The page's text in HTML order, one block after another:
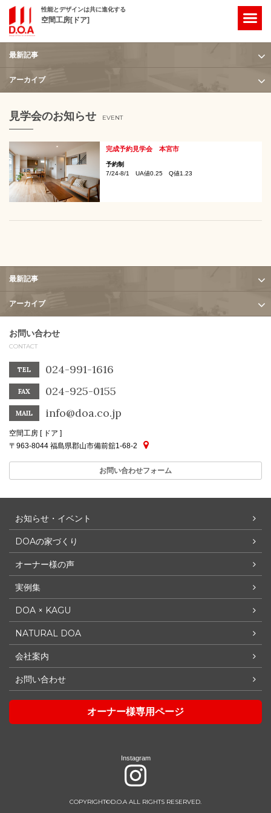
性能とデザインは共に進化する
空間工房[ドア]
ホーム
最新記事
アーカイブ
見学会のお知らせ EVENT
完成予約見学会 本宮市
予約制
7/24-8/1
UA値0.25 Q値1.23
最新記事
アーカイブ
お問い合わせ
CONTACT
TEL 024-991-1616
FAX 024-925-0155
MAIL info@doa.co.jp
空間工房 [ ドア ]
〒963-8044 福島県郡山市備前舘1-68-2
お問い合わせフォーム
お知らせ・イベント
DOAの家づくり
オーナー様の声
実例集
DOA × KAGU
NATURAL DOA
会社案内
お問い合わせ
オーナー様専用ページ
Instagram
COPYRIGHT©D.O.A ALL RIGHTS RESERVED.